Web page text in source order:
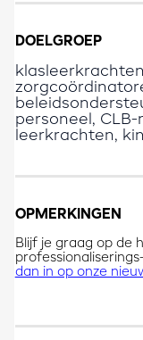
DOELGROEP
personeel,
leerkrachten,
OPMERKINGEN
Blijf je graag op de
dan in op onze